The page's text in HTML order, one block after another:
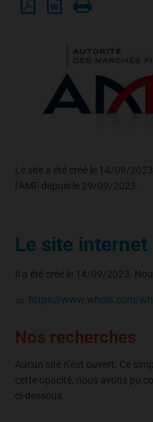
Le site a été créé le 14/09/
l’AMF depuis le 29/09/2023.
Le site internet
Il a été créé le 14/09/2023.
https://www.whois.com/
Nos recherches
Aucun site n’est ouvert. Ce
cette opacité, nous avons pu
ci-dessous.